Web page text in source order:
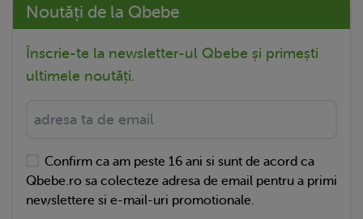
Noutăți de la Qbebe
Înscrie-te la newsletter-ul Qbebe și primești
ultimele noutăți.
Confirm ca am peste 16 ani si sunt de acord ca
Qbebe.ro sa colecteze adresa de email pentru a primi
newslettere si e-mail-uri promotionale.